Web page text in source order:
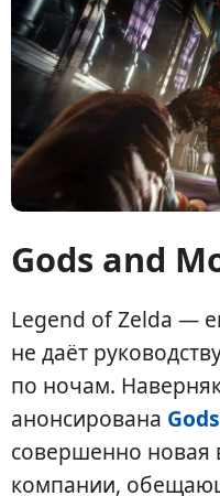
Gods and
Legend of Zelda —
не даёт
по ночам.
анонсирована
совершенно новая
компании,